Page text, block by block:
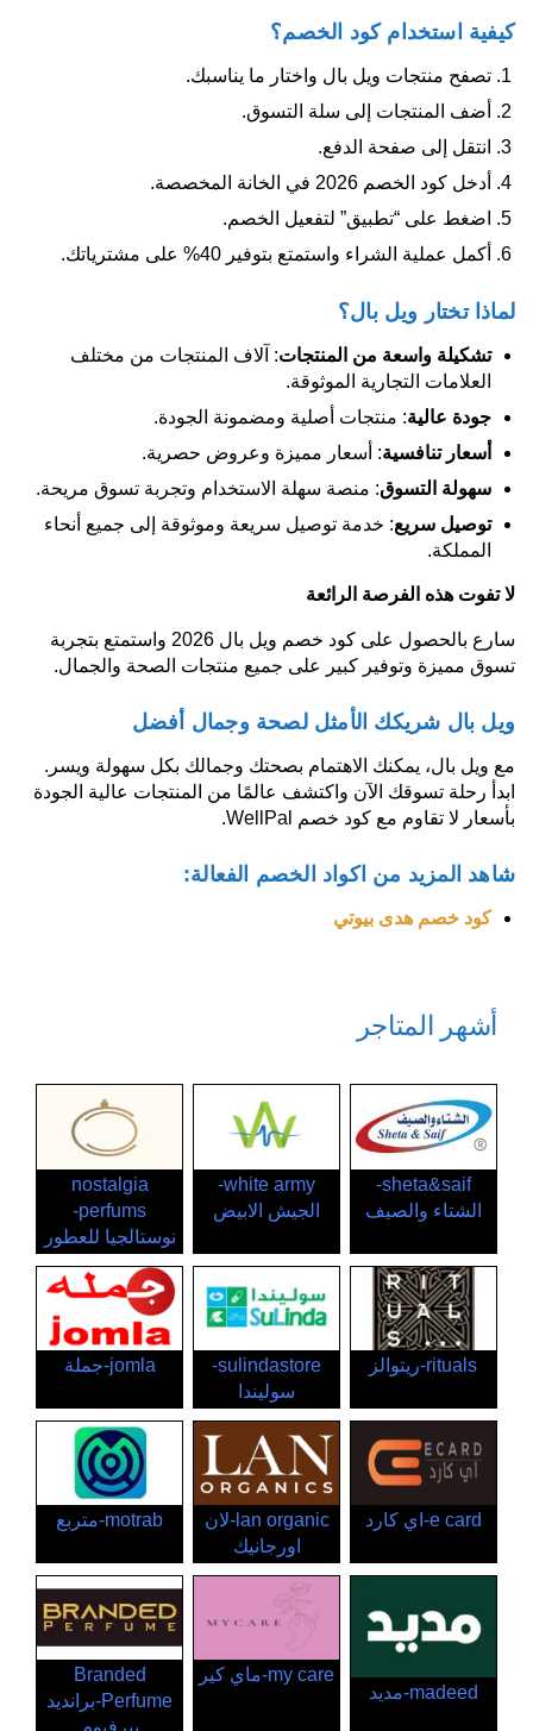
كيفية استخدام كود الخصم؟
تصفح منتجات ويل بال واختار ما يناسبك.
أضف المنتجات إلى سلة التسوق.
انتقل إلى صفحة الدفع.
أدخل كود الخصم 2026 في الخانة المخصصة.
اضغط على “تطبيق” لتفعيل الخصم.
أكمل عملية الشراء واستمتع بتوفير 40% على مشترياتك.
لماذا تختار ويل بال؟
تشكيلة واسعة من المنتجات: آلاف المنتجات من مختلف
العلامات التجارية الموثوقة.
جودة عالية: منتجات أصلية ومضمونة الجودة.
أسعار تنافسية: أسعار مميزة وعروض حصرية.
سهولة التسوق: منصة سهلة الاستخدام وتجربة تسوق مريحة.
توصيل سريع: خدمة توصيل سريعة وموثوقة إلى جميع أنحاء
المملكة.
لا تفوت هذه الفرصة الرائعة
سارع بالحصول على كود خصم ويل بال 2026 واستمتع بتجربة
تسوق مميزة وتوفير كبير على جميع منتجات الصحة والجمال.
ويل بال شريكك الأمثل لصحة وجمال أفضل
مع ويل بال، يمكنك الاهتمام بصحتك وجمالك بكل سهولة ويسر.
ابدأ رحلة تسوقك الآن واكتشف عالمًا من المنتجات عالية الجودة
بأسعار لا تقاوم مع كود خصم WellPal.
شاهد المزيد من اكواد الخصم الفعالة:
كود خصم هدى بيوتي
أشهر المتاجر
sheta&saif-
الشتاء والصيف
white army-
الجيش الابيض
nostalgia
perfums-
نوستالجيا للعطور
rituals-ريتوالز
sulindastore-
سوليندا
jomla-جملة
e card-اي كارد
lan organic-لان
اورجانيك
motrab-متربع
madeed-مديد
my care-ماي كير
Branded
Perfume-برانديد